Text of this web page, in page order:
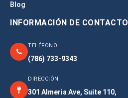
Blog
INFORMACIÓN DE CONTACTO
TELÉFONO
(786) 733-9343
DIRECCIÓN
301 Almeria Ave, Suite 110,